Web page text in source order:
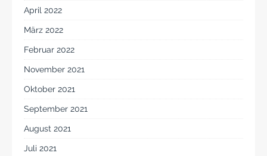
April 2022
März 2022
Februar 2022
November 2021
Oktober 2021
September 2021
August 2021
Juli 2021